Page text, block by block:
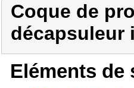
Coque de
décapsuleur
Eléments